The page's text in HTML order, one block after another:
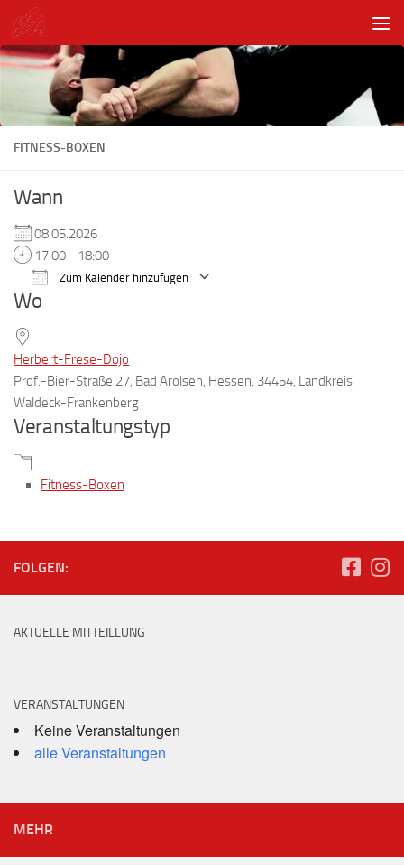
Unter dem Inhalt
FITNESS-BOXEN
Wann
08.05.2026
17:00 - 18:00
Zum Kalender hinzufügen
Wo
Herbert-Frese-Dojo
Prof.-Bier-Straße 27, Bad Arolsen, Hessen, 34454, Landkreis
Waldeck-Frankenberg
Veranstaltungstyp
Fitness-Boxen
FOLGEN:
AKTUELLE MITTEILLUNG
VERANSTALTUNGEN
Keine Veranstaltungen
alle Veranstaltungen
MEHR